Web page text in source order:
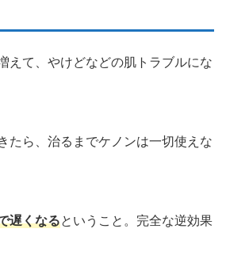
えて、やけどなどの肌トラブルにな
たら、治るまでケノンは一切使えな
遅くなるということ。完全な逆効果